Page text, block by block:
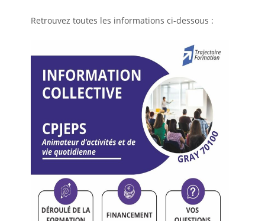
Retrouvez toutes les informations ci-dessous :